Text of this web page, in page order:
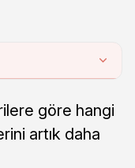
göre hangi
artık daha